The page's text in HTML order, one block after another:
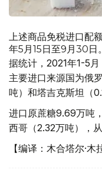
上述商品免税进口配
年5月15日至9月30日。
据统计，2021年1-5
主要进口来源国为俄
吨）和塔吉克斯坦（
进口原蔗糖9.69万吨
西哥（2.32万吨），
【编译：木合塔尔·木